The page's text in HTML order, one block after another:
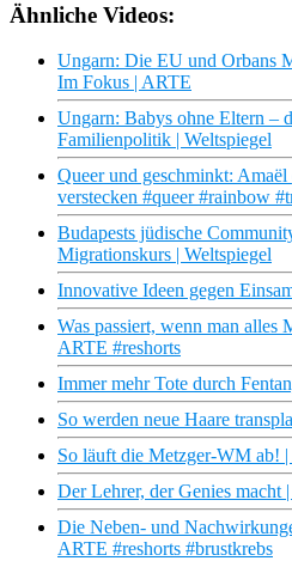
Ähnliche Videos:
Ungarn: Die EU und Orbans
Im Fokus | ARTE
Ungarn: Babys ohne Eltern –
Familienpolitik | Weltspiegel
Queer und geschminkt:
verstecken #queer #rainbow
Budapests jüdische
Migrationskurs | Weltspiegel
Innovative Ideen gegen
Was passiert, wenn man alles
ARTE #reshorts
Immer mehr Tote durch
So werden neue Haare
So läuft die Metzger-WM ab!
Der Lehrer, der Genies macht
Die Neben- und
ARTE #reshorts #brustkrebs